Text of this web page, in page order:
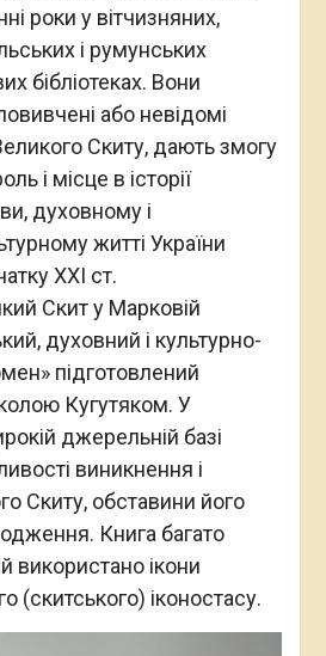
роки у вітчизняних,
і румунських
бібліотеках. Вони
або невідомі
Великого Скиту, дають змогу
і місце в історії
духовному і
житті України
XXI ст.
Скит у Марковій
духовний і культурно-
підготовлений
Кугутяком. У
джерельній базі
виникнення і
Скиту, обставини його
Книга багато
використано ікони
(скитського) іконостасу.